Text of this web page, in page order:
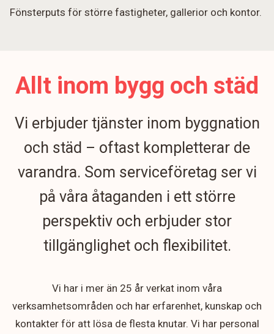
Fönsterputs för större fastigheter, gallerior och kontor.
Allt inom bygg och städ
Vi erbjuder tjänster inom byggnation
och städ – oftast kompletterar de
varandra. Som serviceföretag ser vi
på våra åtaganden i ett större
perspektiv och erbjuder stor
tillgänglighet och flexibilitet.
Vi har i mer än 25 år verkat inom våra
verksamhetsområden och har erfarenhet, kunskap och
kontakter för att lösa de flesta knutar. Vi har personal